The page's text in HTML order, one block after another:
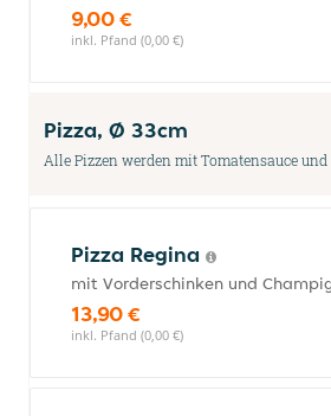
9,00 €
inkl. Pfand (0,00 €)
Pizza, Ø 33cm
Alle Pizzen werden mit Tomatensauce
Pizza Regina
mit Vorderschinken und
13,90 €
inkl. Pfand (0,00 €)